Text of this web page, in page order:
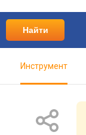
Найти
Инструмент